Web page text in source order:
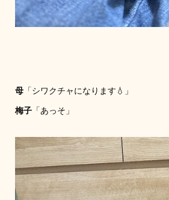
母「シワクチャになります💧」
梅子「あっそ」